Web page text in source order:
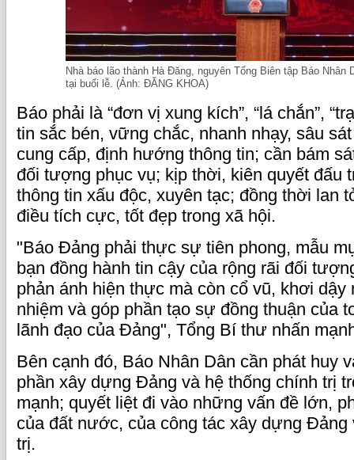
Nhà báo lão thành Hà Đăng, nguyên Tổng Biên tập Báo Nhân
tại buổi lễ. (Ảnh: ĐĂNG KHOA)
Báo phải là “đơn vị xung kích”, “lá chắn”,
tin sắc bén, vững chắc, nhanh nhạy, sâu
cung cấp, định hướng thông tin; cần bám
đối tượng phục vụ; kịp thời, kiên quyết đấu
thông tin xấu độc, xuyên tạc; đồng thời lan
điều tích cực, tốt đẹp trong xã hội.
"Báo Đảng phải thực sự tiên phong, mẫu
bạn đồng hành tin cậy của rộng rãi đối
phản ánh hiện thực mà còn cổ vũ, khơi dậy
nhiệm và góp phần tạo sự đồng thuận của
lãnh đạo của Đảng", Tổng Bí thư nhấn
Bên cạnh đó, Báo Nhân Dân cần phát huy
phần xây dựng Đảng và hệ thống chính trị
mạnh; quyết liệt đi vào những vấn đề lớn,
của đất nước, của công tác xây dựng Đảng
trị.